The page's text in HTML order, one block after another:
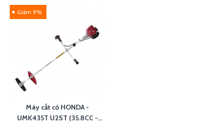
Giảm 9%
Máy cắt cỏ HONDA -
UMK435T U2ST (35.8CC -